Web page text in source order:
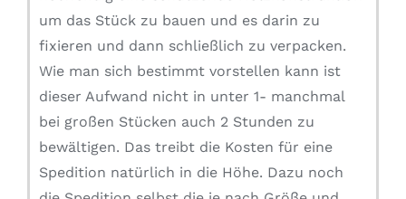
um das Stück zu bauen und es darin zu
fixieren und dann schließlich zu verpacken.
Wie man sich bestimmt vorstellen kann ist
dieser Aufwand nicht in unter 1- manchmal
bei großen Stücken auch 2 Stunden zu
bewältigen. Das treibt die Kosten für eine
Spedition natürlich in die Höhe. Dazu noch